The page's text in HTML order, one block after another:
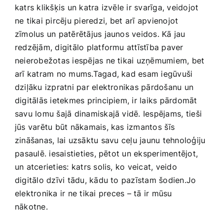
katrs klikšķis un katra izvēle ir svarīga, veidojot
‍ne ‍tikai pircēju pieredzi,⁣ bet arī⁢ apvienojot
zīmolus​ un patērētājus jaunos veidos. Kā jau ​
redzējām,‍ digitālo platformu attīstība paver
neierobežotas iespējas ne tikai uzņēmumiem, bet
arī katram no mums.Tagad, kad esam iegūvuši
dziļāku izpratni par ‍elektronikas pārdošanu ‍un
digitālās ietekmes principiem, ir laiks‌ pārdomāt
savu lomu šajā dinamiskajā vidē. Iespējams, ⁢tieši
jūs ‍varētu būt nākamais, kas izmantos ⁣šīs
zināšanas,‌ lai uzsāktu savu ⁢ceļu jaunu tehnoloģiju
⁤pasaulē. iesaistieties,‌ pētot un eksperimentējot,
un atcerieties:‌ katrs solis, ko veicat, veido
digitālo dzīvi tādu, kādu to ​pazīstam šodien.Jo
elektronika ir ne ‍tikai⁢ preces – tā ir mūsu
nākotne.